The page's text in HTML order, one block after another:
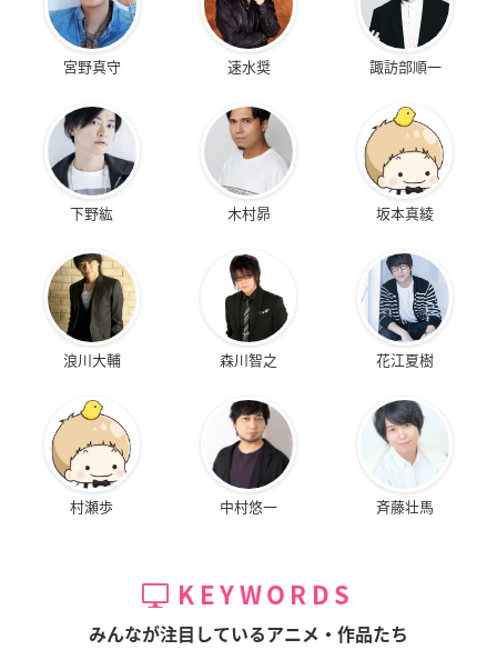
宮野真守 速水奨 諏訪部順一
下野紘 木村昴 坂本真綾
浪川大輔 森川智之 花江夏樹
村瀬歩 中村悠一 斉藤壮馬
KEYWORDS
みんなが注目しているアニメ・作品たち